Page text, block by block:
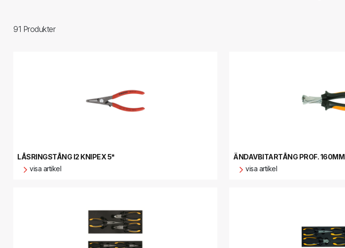
91 Produkter
LÅSRINGSTÅNG I2 KNIPEX 5*
visa artikel
ÄNDAVBITARTÅNG PROF. 160MM
visa artikel